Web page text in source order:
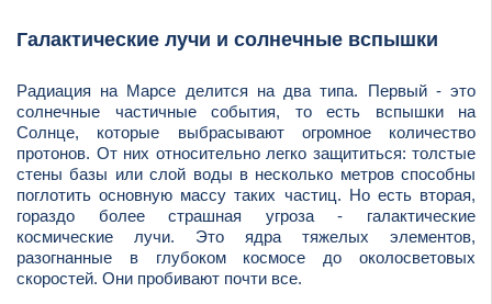
Галактические лучи и солнечные вспышки
Радиация на Марсе делится на два типа. Первый - это
солнечные частичные события, то есть вспышки на
Солнце, которые выбрасывают огромное количество
протонов. От них относительно легко защититься: толстые
стены базы или слой воды в несколько метров способны
поглотить основную массу таких частиц. Но есть вторая,
гораздо более страшная угроза - галактические
космические лучи. Это ядра тяжелых элементов,
разогнанные в глубоком космосе до околосветовых
скоростей. Они пробивают почти все.